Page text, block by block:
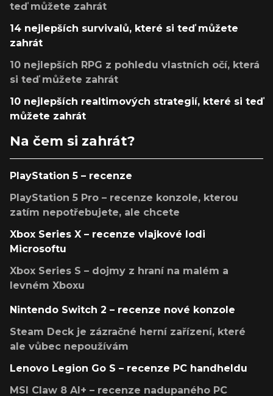
teď můžete zahrát
14 nejlepších survivalů, které si teď můžete
zahrát
10 nejlepších RPG z pohledu vlastních očí, která
si teď můžete zahrát
10 nejlepších realtimových strategií, které si teď
můžete zahrát
Na čem si zahrát?
PlayStation 5 – recenze
PlayStation 5 Pro – recenze konzole, kterou
zatím nepotřebujete, ale chcete
Xbox Series X – recenze vlajkové lodi
Microsoftu
Xbox Series S – dojmy z hraní na malém a
levném Xboxu
Nintendo Switch 2 – recenze nové konzole
Steam Deck je zázračné herní zařízení, které
ale vůbec nepoužívám
Lenovo Legion Go S – recenze PC handheldu
MSI Claw 8 AI+ – recenze nadupaného PC